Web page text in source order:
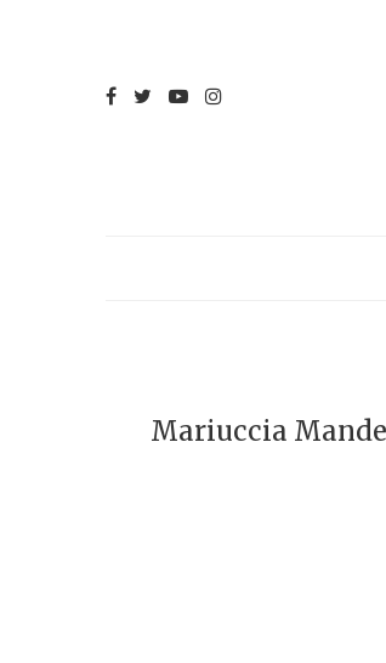
Mariuccia